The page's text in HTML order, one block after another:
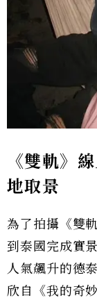
《雙軌》
地取景
為了拍攝《雙
到泰國完成實
人氣飆升的德
欣自《我的奇